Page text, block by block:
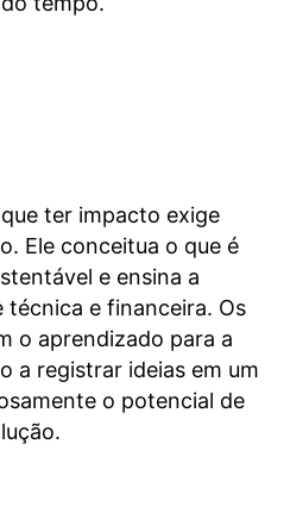
ter impacto exige
Ele conceitua o que é
e ensina a
técnica e financeira. Os
o aprendizado para a
a registrar ideias em um
o potencial de